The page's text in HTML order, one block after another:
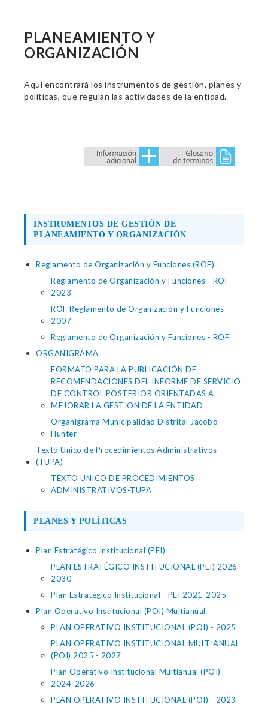
PLANEAMIENTO Y
ORGANIZACIÓN
Aquí encontrará los instrumentos de gestión, planes y
políticas, que regulan las actividades de la entidad.
INSTRUMENTOS DE GESTIÓN DE
PLANEAMIENTO Y ORGANIZACIÓN
Reglamento de Organización y Funciones (ROF)
Reglamento de Organización y Funciones - ROF
2023
ROF Reglamento de Organización y Funciones
2007
Reglamento de Organización y Funciones - ROF
ORGANIGRAMA
FORMATO PARA LA PUBLICACIÓN DE
RECOMENDACIONES DEL INFORME DE SERVICIO
DE CONTROL POSTERIOR ORIENTADAS A
MEJORAR LA GESTION DE LA ENTIDAD
Organigrama Municipalidad Distrital Jacobo
Hunter
Texto Único de Procedimientos Administrativos
(TUPA)
TEXTO ÚNICO DE PROCEDIMIENTOS
ADMINISTRATIVOS-TUPA
PLANES Y POLÍTICAS
Plan Estratégico Institucional (PEI)
PLAN ESTRATÉGICO INSTITUCIONAL (PEI) 2026-
2030
Plan Estratégico Institucional - PEI 2021-2025
Plan Operativo Institucional (POI) Multianual
PLAN OPERATIVO INSTITUCIONAL (POI) - 2025
PLAN OPERATIVO INSTITUCIONAL MULTIANUAL
(POI) 2025 - 2027
Plan Operativo Institucional Multianual (POI)
2024-2026
PLAN OPERATIVO INSTITUCIONAL (POI) - 2023